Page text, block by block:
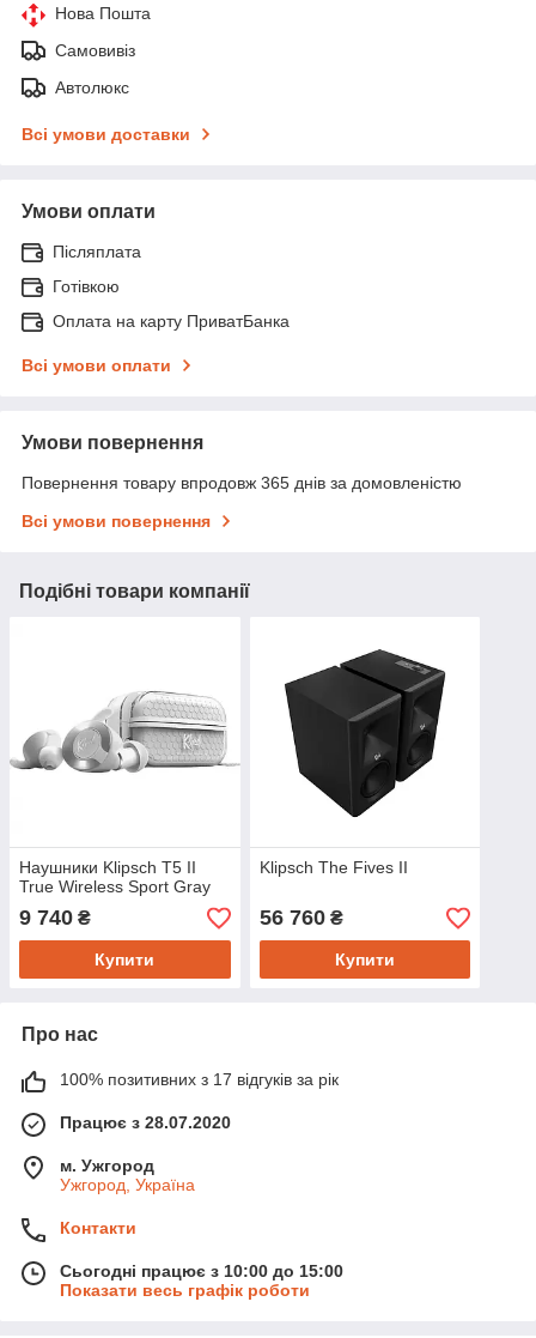
Нова Пошта
Самовивіз
Автолюкс
Всі умови доставки
Умови оплати
Післяплата
Готівкою
Оплата на карту ПриватБанка
Всі умови оплати
Умови повернення
Повернення товару впродовж 365 днів за домовленістю
Всі умови повернення
Подібні товари компанії
Наушники Klipsch T5 II
True Wireless Sport Gray
9 740 ₴
Купити
Klipsch The Fives II
56 760₴
Купити
Про нас
100% позитивних з 17 відгуків за рік
Працює з 28.07.2020
м. Ужгород
Ужгород, Україна
Контакти
Сьогодні працює з 10:00 до 15:00
Показати весь графік роботи